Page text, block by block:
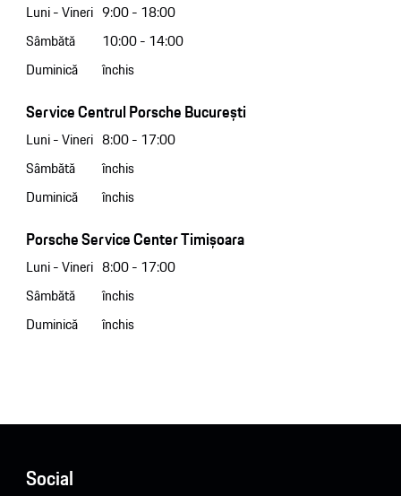
Luni - Vineri 9:00 - 18:00
Sâmbătă
10:00 - 14:00
Duminică
închis
Service Centrul Porsche București
Luni - Vineri 8:00 - 17:00
Sâmbătă
închis
Duminică
închis
Porsche Service Center Timișoara
Luni - Vineri 8:00 - 17:00
Sâmbătă
închis
Duminică
închis
Social